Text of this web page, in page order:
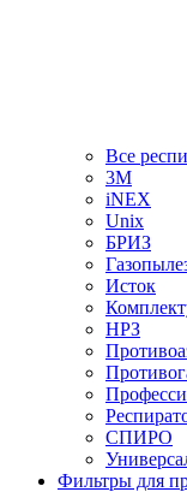
Все
3М
iNEX
Unix
БРИЗ
Исток
НРЗ
СПИРО
Фильтры для